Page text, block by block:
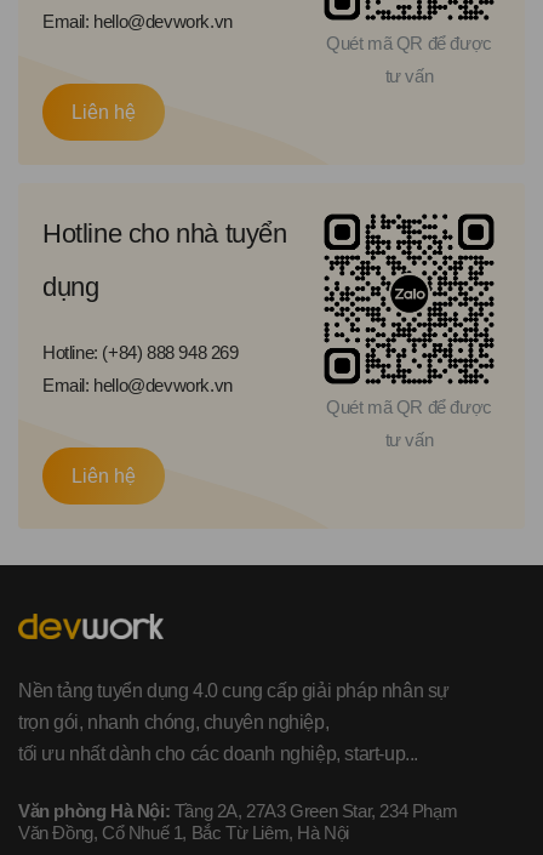
Email: hello@devwork.vn
Liên hệ
Quét mã QR để được
tư vấn
Hotline cho nhà tuyển
dụng
Hotline: (+84) 888 948 269
Email: hello@devwork.vn
Liên hệ
Quét mã QR để được
tư vấn
Nền tảng tuyển dụng 4.0 cung cấp giải pháp nhân sự
trọn gói, nhanh chóng, chuyên nghiệp,
tối ưu nhất dành cho các doanh nghiệp, start-up...
Văn phòng Hà Nội: Tầng 2A, 27A3 Green Star, 234 Phạm
Văn Đồng, Cổ Nhuế 1, Bắc Từ Liêm, Hà Nội